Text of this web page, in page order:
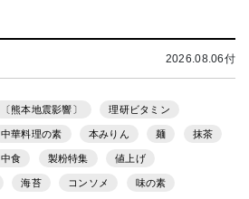
2026.08.06付
〔熊本地震影響〕 理研ビタミン
中華料理の素 本みりん 麺 抹茶
中食 製粉特集 値上げ
海苔 コンソメ 味の素